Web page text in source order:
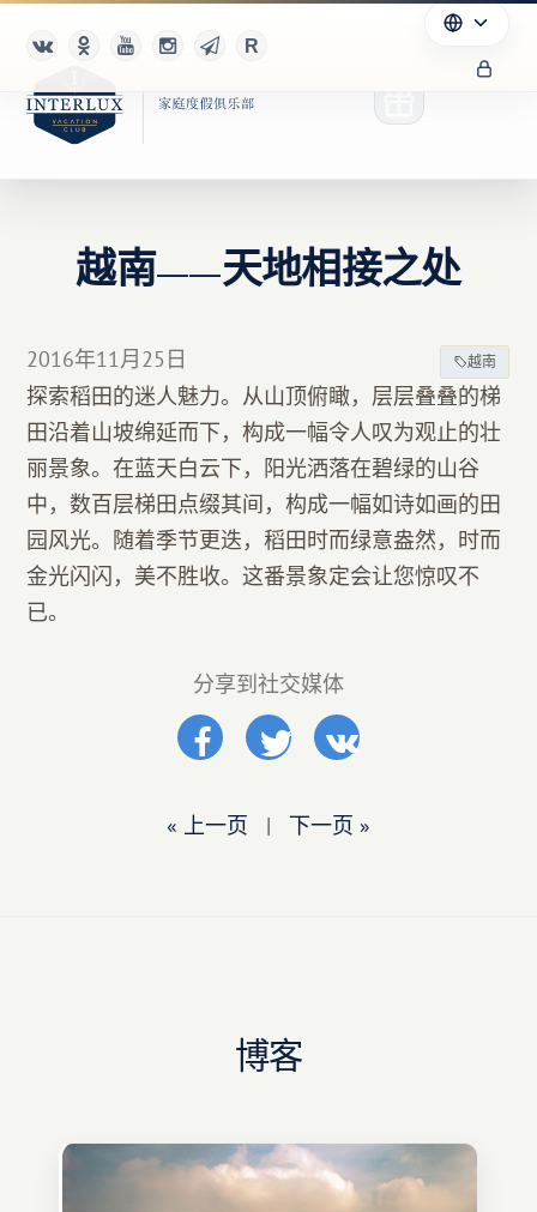
俱乐部
合作伙伴
Благотворительность
越南——天地相接之处
2016年11月25日 越南
探索稻田的迷人魅力。从山顶俯瞰，层层叠叠的梯
田沿着山坡绵延而下，构成一幅令人叹为观止的壮
丽景象。在蓝天白云下，阳光洒落在碧绿的山谷
中，数百层梯田点缀其间，构成一幅如诗如画的田
园风光。随着季节更迭，稻田时而绿意盎然，时而
金光闪闪，美不胜收。这番景象定会让您惊叹不
已。
分享到社交媒体
« 上一页 | 下一页 »
博客